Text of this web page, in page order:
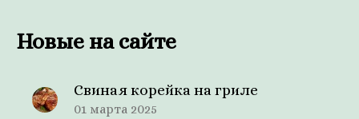
Новые на сайте
Свиная корейка на гриле
01 марта 2025